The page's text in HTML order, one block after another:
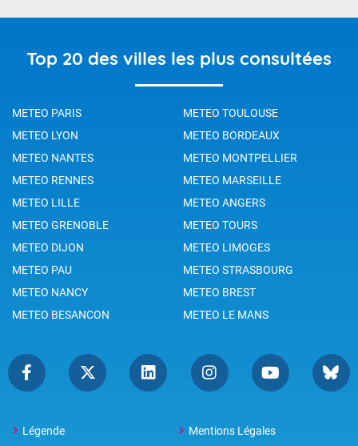
Top 20 des villes les plus consultées
METEO PARIS
METEO TOULOUSE
METEO LYON
METEO BORDEAUX
METEO NANTES
METEO MONTPELLIER
METEO RENNES
METEO MARSEILLE
METEO LILLE
METEO ANGERS
METEO GRENOBLE
METEO TOURS
METEO DIJON
METEO LIMOGES
METEO PAU
METEO STRASBOURG
METEO NANCY
METEO BREST
METEO BESANCON
METEO LE MANS
Légende
Mentions Légales